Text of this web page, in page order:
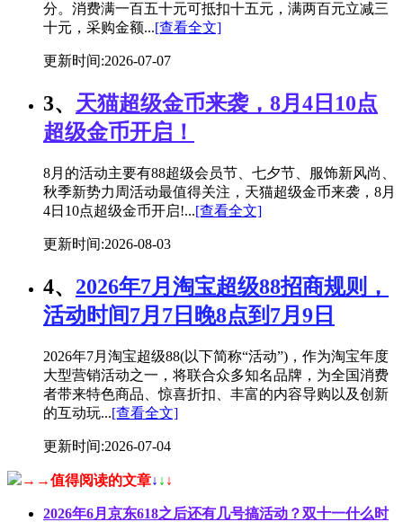
分。消费满一百五十元可抵扣十五元，满两百元立减三
十元，采购金额...[查看全文]
更新时间:2026-07-07
3、 天猫超级金币来袭，8月4日10点
超级金币开启！
8月的活动主要有88超级会员节、七夕节、服饰新风尚、
秋季新势力周活动最值得关注，天猫超级金币来袭，8月
4日10点超级金币开启!...[查看全文]
更新时间:2026-08-03
4、 2026年7月淘宝超级88招商规则，
活动时间7月7日晚8点到7月9日
2026年7月淘宝超级88(以下简称“活动”)，作为淘宝年度
大型营销活动之一，将联合众多知名品牌，为全国消费
者带来特色商品、惊喜折扣、丰富的内容导购以及创新
的互动玩...[查看全文]
更新时间:2026-07-04
→→值得阅读的文章↓ ↓ ↓
2026年6月京东618之后还有几号搞活动？双十一什么时